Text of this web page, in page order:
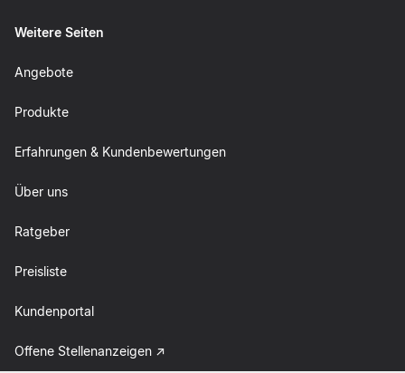
Weitere Seiten
Angebote
Produkte
Erfahrungen & Kundenbewertungen
Über uns
Ratgeber
Preisliste
Kundenportal
Offene Stellenanzeigen